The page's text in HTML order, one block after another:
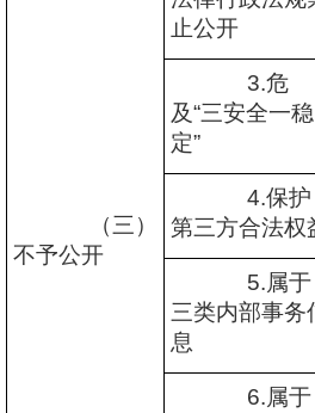
（三）
不予公开
止公开
3.危
及“三安全一稳
定”
4.保护
第三方合法权
5.属于
三类内部事务
息
6.属于